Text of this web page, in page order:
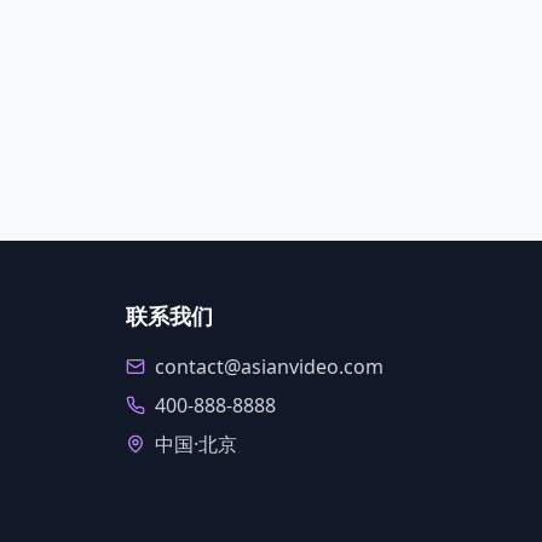
联系我们
contact@asianvideo.com
400-888-8888
中国·北京